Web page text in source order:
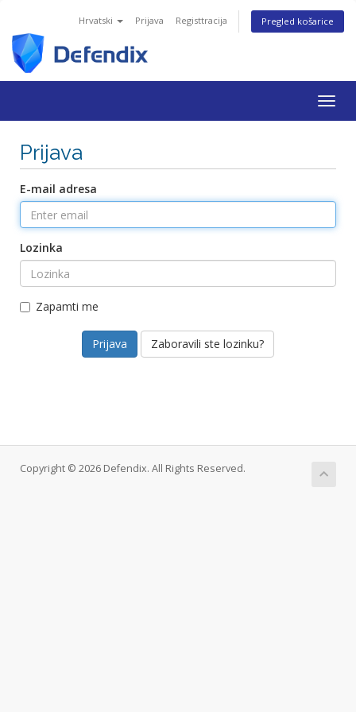
Hrvatski Prijava Registtracija Pregled košarice
Prijava
E-mail adresa
Lozinka
Zapamti me
Zaboravili ste lozinku?
Copyright © 2026 Defendix. All Rights Reserved.